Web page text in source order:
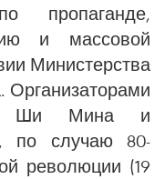
и массовой
Министерства
Организаторами
Ши Мина и
по случаю 80-
революции (19